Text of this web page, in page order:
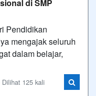
di SMP
Pendidikan
mengajak seluruh
dalam belajar,
125 kali